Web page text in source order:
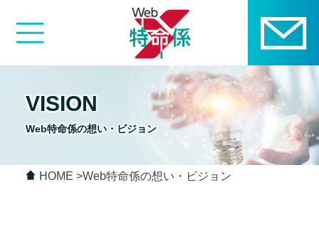
VISION
Web特命係の想い・ビジョン
HOME Web特命係の想い・ビジョン